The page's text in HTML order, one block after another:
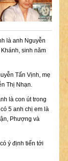
là anh Nguyễn
sinh năm
Tấn Vịnh, mẹ
Thị Nhạn.
là con út trong
5 anh chị em là
Phượng và
ý định tiến tới